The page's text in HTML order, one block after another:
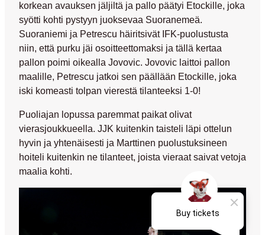
korkean avauksen jäljiltä ja pallo päätyi Etockille, joka
syötti kohti pystyyn juoksevaa Suoranemeä.
Suoraniemi ja Petrescu häiritsivät IFK-puolustusta
niin, että purku jäi osoitteettomaksi ja tällä kertaa
pallon poimi oikealla Jovovic. Jovovic laittoi pallon
maalille, Petrescu jatkoi sen päällään Etockille, joka
iski komeasti tolpan vierestä tilanteeksi 1-0!
Puoliajan lopussa paremmat paikat olivat
vierasjoukkueella. JJK kuitenkin taisteli läpi ottelun
hyvin ja yhtenäisesti ja Marttinen puolustuksineen
hoiteli kuitenkin ne tilanteet, joista vieraat saivat vetoja
maalia kohti.